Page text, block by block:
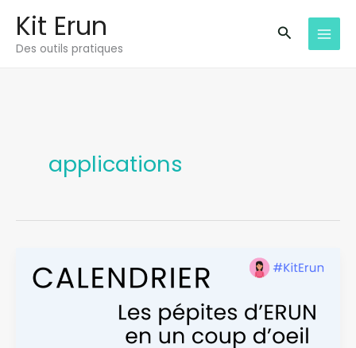
contenu
Kit Erun
Des outils pratiques
applications